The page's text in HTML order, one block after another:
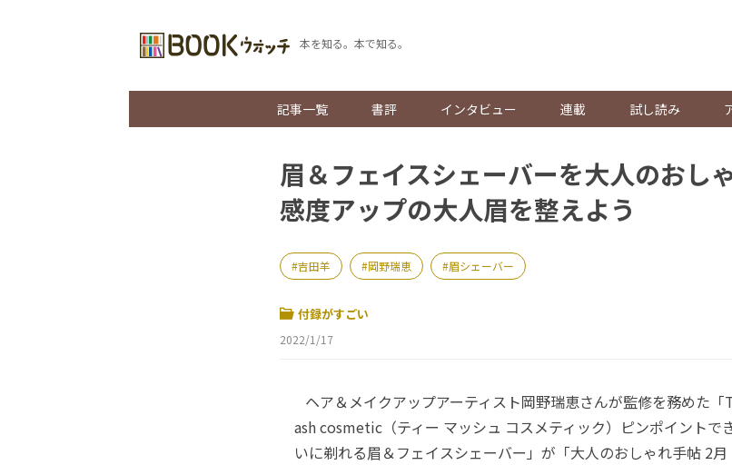
本を知る。本で知る。
記事一覧 書評 インタビュー 連載 試し読み
眉＆フェイスシェーバーを大人のおし
感度アップの大人眉を整えよう
吉田羊 岡野瑞恵 眉シェーバー
付録がすごい
2022/1/17
ヘア＆メイクアップアーティスト岡野瑞恵さんが監修を務めた「
ash cosmetic（ティー マッシュ コスメティック）ピンポイントで
いに剃れる眉＆フェイスシェーバー」が「大人のおしゃれ手帖 2月